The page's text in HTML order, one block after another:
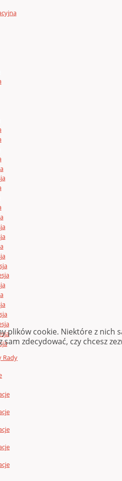
Rady
plików cookie. Niektóre z
sam zdecydować, czy chcesz